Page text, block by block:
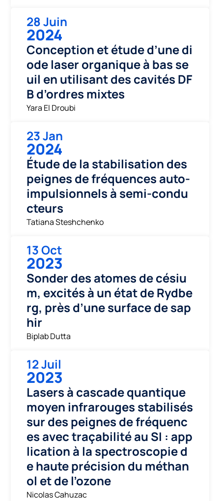
28 Juin
2024
Conception et étude d’une di
ode laser organique à bas se
uil en utilisant des cavités DF
B d’ordres mixtes
Yara El Droubi
23 Jan
2024
Étude de la stabilisation des
peignes de fréquences auto-
impulsionnels à semi-condu
cteurs
Tatiana Steshchenko
13 Oct
2023
Sonder des atomes de césiu
m, excités à un état de Rydbe
rg, près d’une surface de sap
hir
Biplab Dutta
12 Juil
2023
Lasers à cascade quantique
moyen infrarouges stabilisés
sur des peignes de fréquenc
es avec traçabilité au SI : app
lication à la spectroscopie d
e haute précision du méthan
ol et de l’ozone
Nicolas Cahuzac